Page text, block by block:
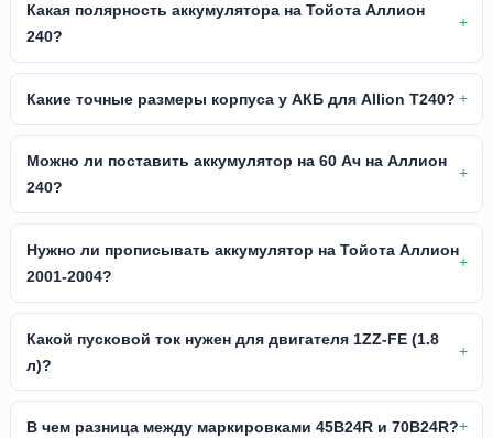
Какая полярность аккумулятора на Тойота Аллион
240?
Какие точные размеры корпуса у АКБ для Allion T240?
Можно ли поставить аккумулятор на 60 Ач на Аллион
240?
Нужно ли прописывать аккумулятор на Тойота Аллион
2001-2004?
Какой пусковой ток нужен для двигателя 1ZZ-FE (1.8
л)?
В чем разница между маркировками 45B24R и 70B24R?